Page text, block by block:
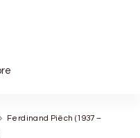
Ferdinand Piëch (1937 –